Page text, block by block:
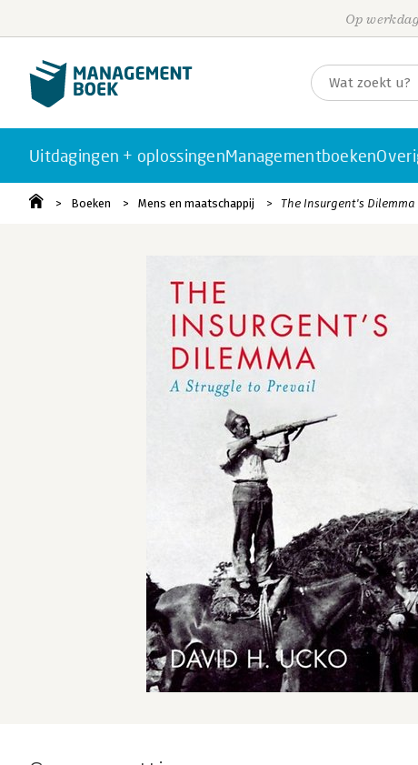
Op
Uitdagingen + oplossingenManagementboeken
Boeken Mens en maatschappij The Insurgent's Dilemma